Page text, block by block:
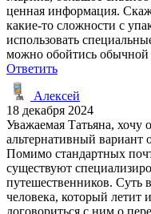
ценная информация.
какие-то сложности с
использовать
можно обойтись обычной
Ответить
Алексей
18 декабря 2024
Уважаемая Татьяна, хочу
альтернативный
Помимо стандартных
существуют
путешественников. Суть
человека, который летит
договориться с ним о